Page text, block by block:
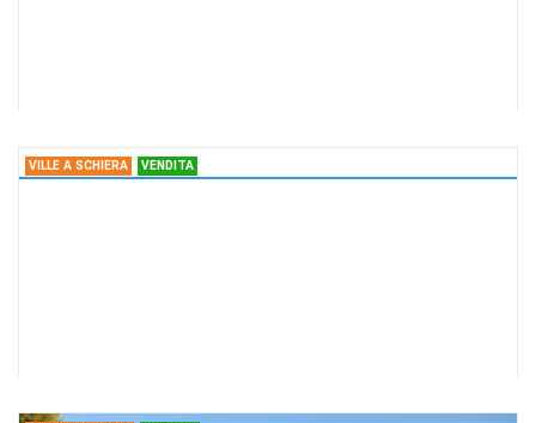
CASA
VILLE A SCHIERA VENDITA